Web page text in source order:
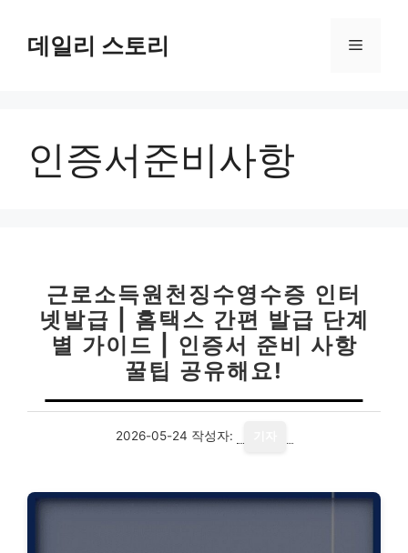
데일리 스토리 메
인증서준비사항
근로소득원천징수영수증 인터
넷발급 | 홈택스 간편 발급 단계
별 가이드 | 인증서 준비 사항
꿀팁 공유해요!
2026-05-24 작성자: